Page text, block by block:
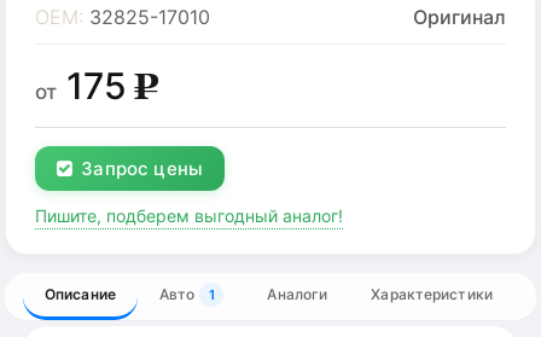
OEM: 32825-17010 Оригинал
от 175g
Запрос цены
Пишите, подберем выгодный аналог!
Описание Авто 1 Аналоги Характеристики